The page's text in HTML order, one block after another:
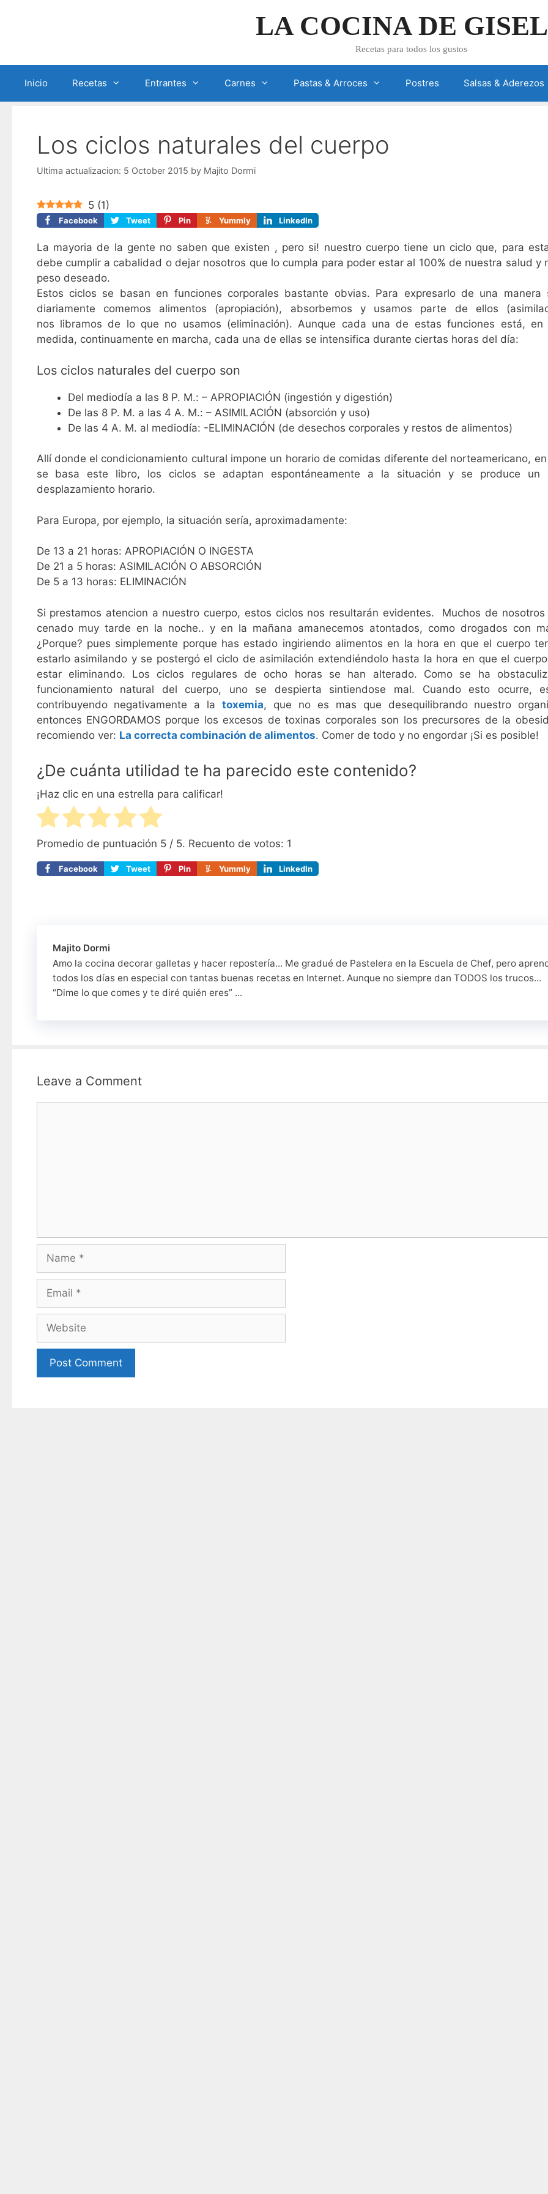
LA COCINA DE
Recetas para todos los gustos
Inicio Recetas Entrantes Carnes Pastas & Arroces Postres Salsas & Aderezos
Los ciclos naturales del cuerpo
5 October 2015 by Majito Dormi
5 (1)
Facebook Tweet Pin Yummly LinkedIn
La mayoria de la gente no saben que existen , pero si! nuestro cuerpo tiene un ciclo que, para
debe cumplir a cabalidad o dejar nosotros que lo cumpla para poder estar al 100% de nuestra salud y
peso deseado.
Estos ciclos se basan en funciones corporales bastante obvias. Para expresarlo de una manera
diariamente comemos alimentos (apropiación), absorbemos y usamos parte de ellos
nos libramos de lo que no usamos (eliminación). Aunque cada una de estas funciones está, en
medida, continuamente en marcha, cada una de ellas se intensifica durante ciertas horas del día:
Los ciclos naturales del cuerpo son
Del mediodía a las 8 P. M.: – APROPIACIÓN (ingestión y digestión)
De las 8 P. M. a las 4 A. M.: – ASIMILACIÓN (absorción y uso)
De las 4 A. M. al mediodía: -ELIMINACIÓN (de desechos corporales y restos de alimentos)
Allí donde el condicionamiento cultural impone un horario de comidas diferente del norteamericano,
se basa este libro, los ciclos se adaptan espontáneamente a la situación y se produce un
desplazamiento horario.
Para Europa, por ejemplo, la situación sería, aproximadamente:
De 13 a 21 horas: APROPIACIÓN O INGESTA
De 21 a 5 horas: ASIMILACIÓN O ABSORCIÓN
De 5 a 13 horas: ELIMINACIÓN
Si prestamos atencion a nuestro cuerpo, estos ciclos nos resultarán evidentes. Muchos de nosotros
cenado muy tarde en la noche.. y en la mañana amanecemos atontados, como drogados con
¿Porque? pues simplemente porque has estado ingiriendo alimentos en la hora en que el cuerpo
estarlo asimilando y se postergó el ciclo de asimilación extendiéndolo hasta la hora en que el
estar eliminando. Los ciclos regulares de ocho horas se han alterado. Como se ha
funcionamiento natural del cuerpo, uno se despierta sintiendose mal. Cuando esto ocurre,
contribuyendo negativamente a latoxemia, que no es mas que desequilibrando nuestro
entonces ENGORDAMOS porque los excesos de toxinas corporales son los precursores de la
recomiendo ver: La correcta combinación de alimentos. Comer de todo y no engordar ¡Si es posible!
¿De cuánta utilidad te ha parecido este contenido?
¡Haz clic en una estrella para calificar!
Promedio de puntuación 5/ 5. Recuento de votos: 1
Facebook Tweet Pin Yummly LinkedIn
Majito Dormi
Amo la cocina decorar galletas y hacer repostería... Me gradué de Pastelera en la Escuela de Chef, pero
todos los días en especial con tantas buenas recetas en Internet. Aunque no siempre dan TODOS los trucos...
“Dime lo que comes y te diré quién eres” ...
Leave a Comment